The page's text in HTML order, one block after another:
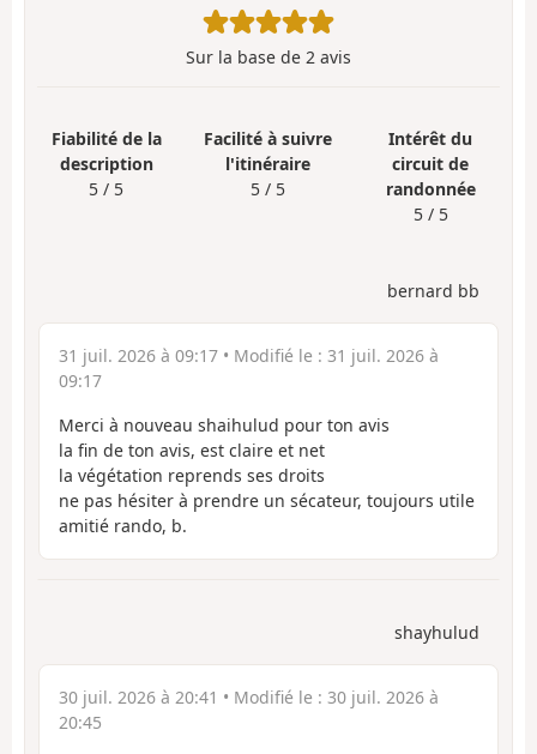
Sur la base de 2 avis
Fiabilité de la
description
5 / 5
Facilité à suivre
l'itinéraire
5 / 5
Intérêt du
circuit de
randonnée
5 / 5
bernard bb
31 juil. 2026 à 09:17 • Modifié le : 31 juil. 2026 à
09:17
Merci à nouveau shaihulud pour ton avis
la fin de ton avis, est claire et net
la végétation reprends ses droits
ne pas hésiter à prendre un sécateur, toujours utile
amitié rando, b.
shayhulud
30 juil. 2026 à 20:41 • Modifié le : 30 juil. 2026 à
20:45